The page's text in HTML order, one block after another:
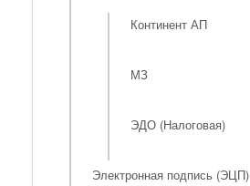
Континент АП
МЗ
ЭДО (Налоговая)
Электронная подпись (ЭЦП)